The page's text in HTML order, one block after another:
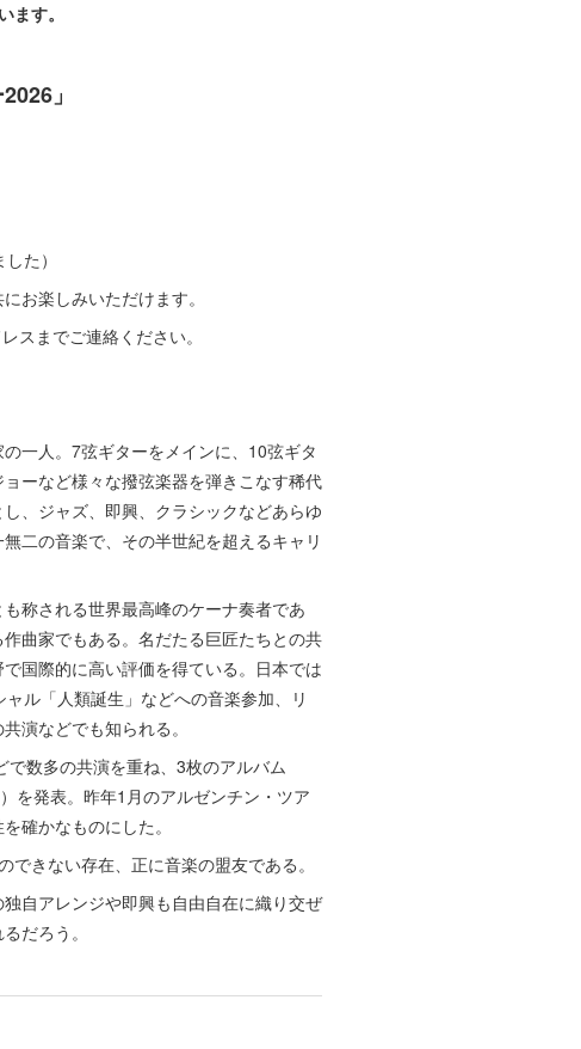
す。
」
た）
楽しみいただけます。
までご連絡ください。
一人。7弦ギターをメインに、10弦ギタ
ーなど様々な撥弦楽器を弾きこなす稀代
、ジャズ、即興、クラシックなどあらゆ
二の音楽で、その半世紀を超えるキャリ
称される世界最高峰のケーナ奏者であ
曲家でもある。名だたる巨匠たちとの共
国際的に高い評価を得ている。日本では
ル「人類誕生」などへの音楽参加、リ
演などでも知られる。
数多の共演を重ね、3枚のアルバム
を発表。昨年1月のアルゼンチン・ツア
確かなものにした。
きない存在、正に音楽の盟友である。
自アレンジや即興も自由自在に織り交ぜ
だろう。